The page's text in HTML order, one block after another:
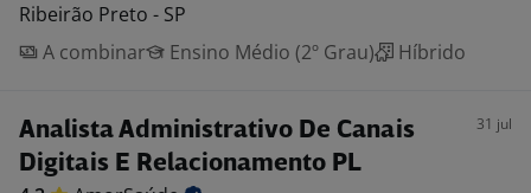
Ribeirão Preto - SP
A combinar
Ensino Médio (2º Grau) Híbrido
Analista Administrativo De Canais
Digitais E Relacionamento PL
31 jul